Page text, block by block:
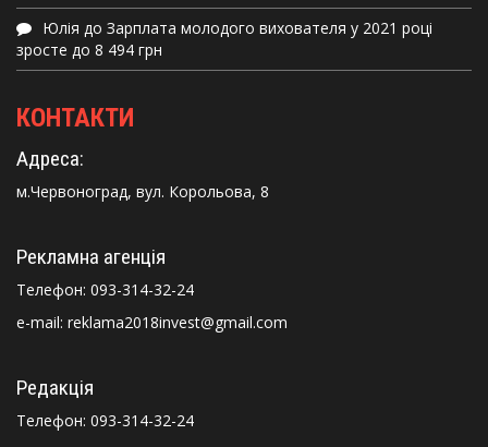
Юлія до Зарплата молодого вихователя у 2021 році
зросте до 8 494 грн
КОНТАКТИ
Адреса:
м.Червоноград, вул. Корольова, 8
Рекламна агенція
Телефон: 093-314-32-24
e-mail: reklama2018invest@gmail.com
Редакція
Телефон: 093-314-32-24